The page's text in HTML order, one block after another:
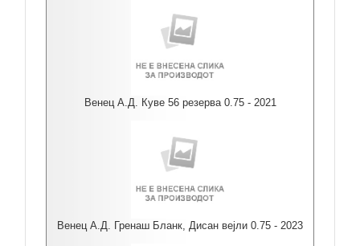
Венец А.Д. Куве 56 резерва 0.75 - 2021
Венец А.Д. Гренаш Бланк, Дисан вејли 0.75 - 2023